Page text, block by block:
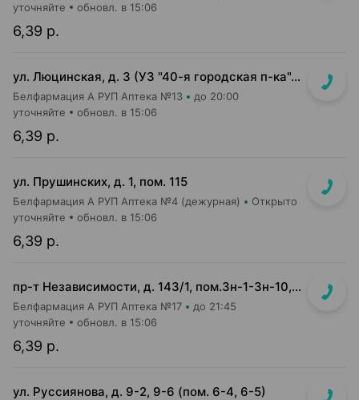
6,39 р.
уточняйте обновл. в 15:06
ул. Люцинская, д. 3 (УЗ "40-я городская п-ка", 2 этаж)
Белфармация А РУП Аптека №13 до 20:00
6,39 р.
уточняйте обновл. в 15:06
ул. Прушинских, д. 1, пом. 115
Белфармация А РУП Аптека №4 (дежурная) Открыто
6,39 р.
уточняйте обновл. в 15:06
пр-т Независимости, д. 143/1, пом.3н-1-3н-10, 3н-23, 3н-26
Белфармация А РУП Аптека №17 до 21:45
6,39 р.
уточняйте обновл. в 15:06
ул. Руссиянова, д. 9-2, 9-6 (пом. 6-4, 6-5)